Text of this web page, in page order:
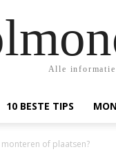
Alle informatie
10 BESTE TIPS
of plaatsen?